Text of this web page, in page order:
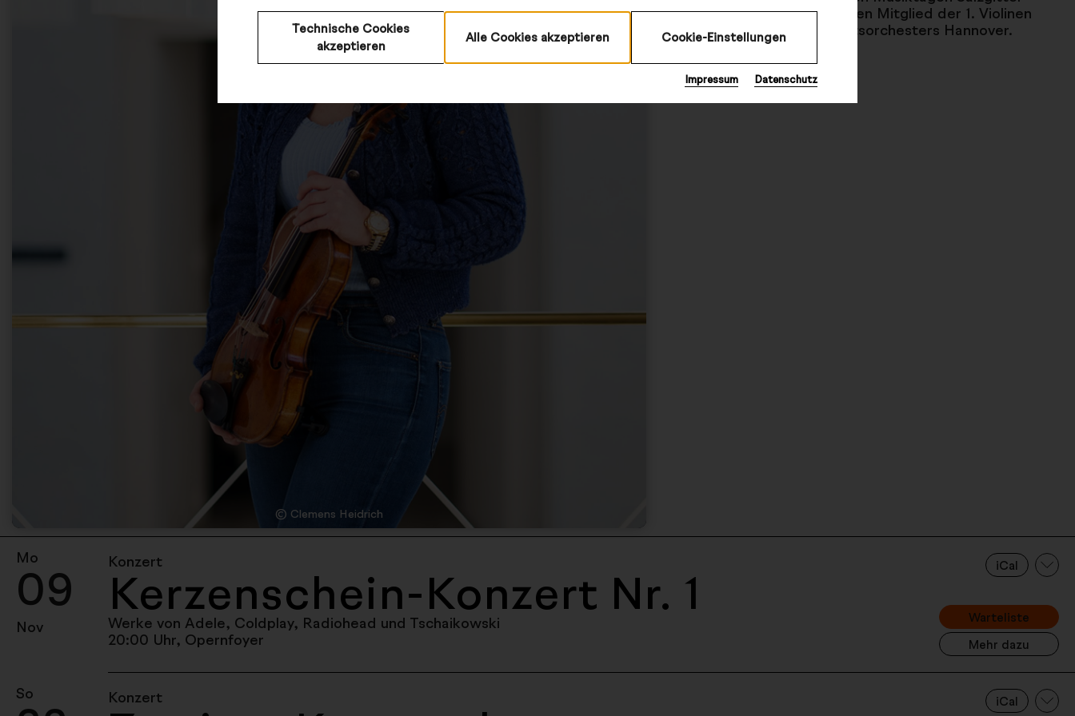
Technische Cookies
akzeptieren
Alle Cookies akzeptieren Cookie-Einstellungen
Impressum Datenschutz
© Clemens Heidrich
auf. Seit 2014 ist Annika Oepen Mitglied der 1. Violinen
des Niedersächsischen Staatsorchesters Hannover.
Mo
09
Nov
Konzert
Kerzenschein-Konzert Nr. 1
Werke von Adele, Coldplay, Radiohead und Tschaikowski
20:00 Uhr, Opernfoyer
iCal
Warteliste
Mehr dazu
So Konzert iCal